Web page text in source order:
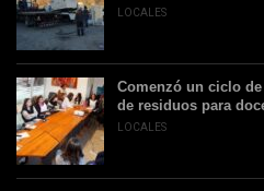
LOCALES
Comenzó un ciclo
de residuos para
LOCALES